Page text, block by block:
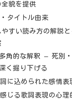
全貌を提供
タイトル由来
すい読み方の解説
角的な解釈 – 死別
く掘り下げる
詞に込められた感情
感じる歌詞表現の心